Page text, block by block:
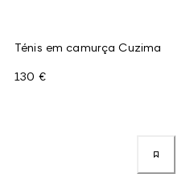
Ténis em camurça Cuzima
130 €